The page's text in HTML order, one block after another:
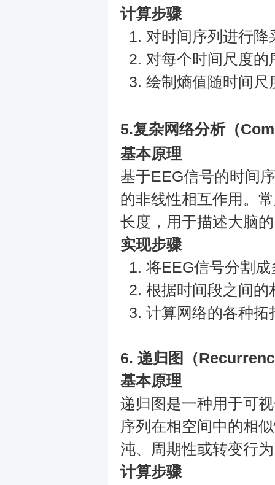
计算步骤
对时间序列进行
对每个时间尺度
绘制熵值随时间尺
5.复杂网络分析（
基本原理
基于EEG信号的时间
的非线性相互作用。
长度，用于描述大脑
实现步骤
将EEG信号分割
根据时间段之间的
计算网络的各种拓
6. 递归图（
基本原理
递归图是一种用于可
序列在相空间中的相
沌、周期性或转变行
计算步骤